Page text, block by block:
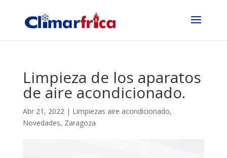
Limpieza de los aparatos
de aire acondicionado.
Abr 21, 2022| Limpiezas aire acondicionado,
Novedades, Zaragoza